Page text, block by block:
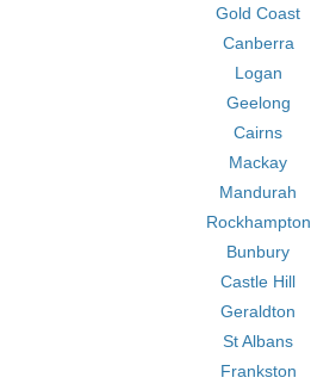
Gold Coast
Canberra
Logan
Geelong
Cairns
Mackay
Mandurah
Rockhampton
Bunbury
Castle Hill
Geraldton
St Albans
Frankston